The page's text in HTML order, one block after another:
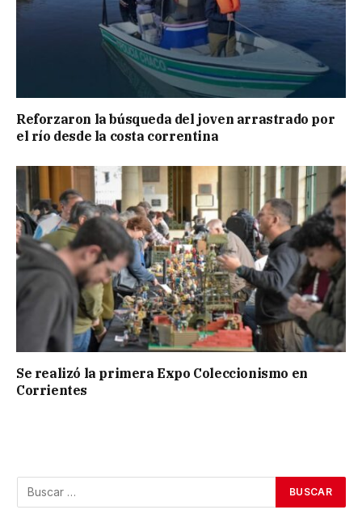
Reforzaron la búsqueda del joven arrastrado por
el río desde la costa correntina
Se realizó la primera Expo Coleccionismo en
Corrientes